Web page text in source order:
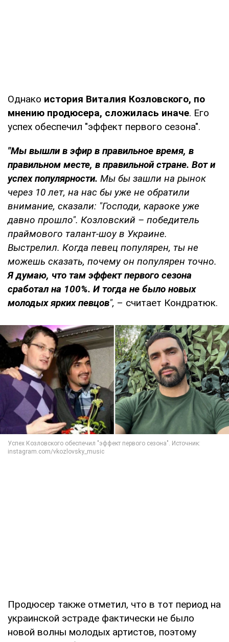
Однако история Виталия Козловского, по
мнению продюсера, сложилась иначе. Его
успех обеспечил "эффект первого сезона".
"Мы вышли в эфир в правильное время, в
правильном месте, в правильной стране. Вот и
успех популярности. Мы бы зашли на рынок
через 10 лет, на нас бы уже не обратили
внимание, сказали: "Господи, караоке уже
давно прошло". Козловский – победитель
праймового талант-шоу в Украине.
Выстрелил. Когда певец популярен, ты не
можешь сказать, почему он популярен точно.
Я думаю, что там эффект первого сезона
сработал на 100%. И тогда не было новых
молодых ярких певцов", – считает Кондратюк.
Продюсер также отметил, что в тот период на
украинской эстраде фактически не было
новой волны молодых артистов, поэтому